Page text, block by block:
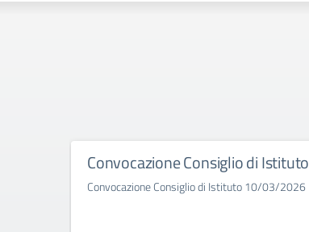
Convocazione Consiglio di Istituto
Convocazione Consiglio di Istituto 10/03/2026